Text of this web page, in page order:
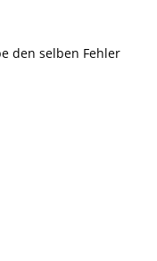
den selben Fehler